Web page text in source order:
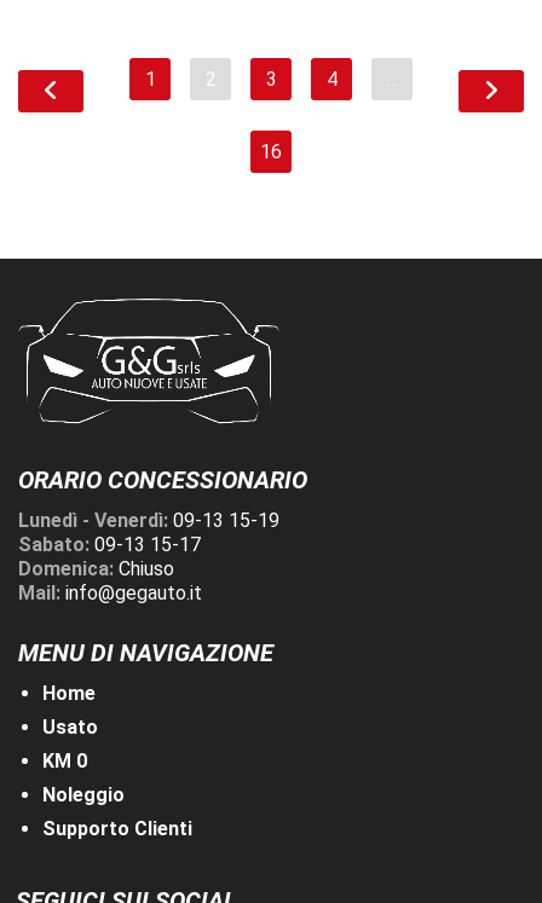
1 2 3 4 …
16
ORARIO CONCESSIONARIO
Lunedì - Venerdì: 09-13 15-19
Sabato: 09-13 15-17
Domenica: Chiuso
Mail: info@gegauto.it
MENU DI NAVIGAZIONE
Home
Usato
KM 0
Noleggio
Supporto Clienti